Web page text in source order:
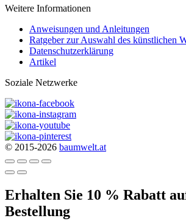
Weitere Informationen
Anweisungen und Anleitungen
Ratgeber zur Auswahl des künstlichen
Datenschutzerklärung
Artikel
Soziale Netzwerke
© 2015-2026 baumwelt.at
Erhalten Sie 10 % Rabatt
Bestellung